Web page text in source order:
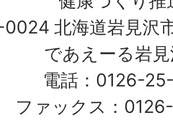
北海道岩見沢
であえーる岩
電話：0126-
ファックス：